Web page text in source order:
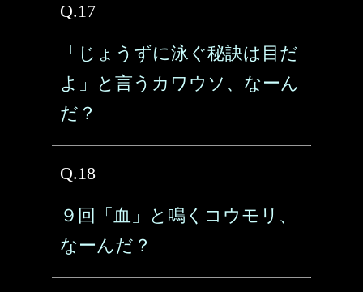
Q.17
「じょうずに泳ぐ秘訣は目だ
よ」と言うカワウソ、なーん
だ？
Q.18
９回「血」と鳴くコウモリ、
なーんだ？